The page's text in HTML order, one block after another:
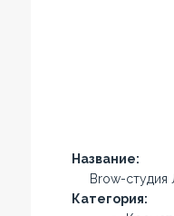
Название:
Brow-
Категория: